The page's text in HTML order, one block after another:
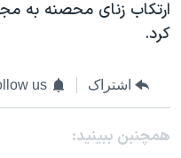
ارتکاب زنای محصنه به
کرد.
اشتراک us
همچنبن ببینید: